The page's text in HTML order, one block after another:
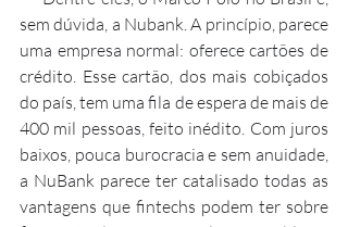
sem dúvida, a Nubank. A princípio, parece
uma empresa normal: oferece cartões de
crédito. Esse cartão, dos mais cobiçados
do país, tem uma fila de espera de mais de
400 mil pessoas, feito inédito. Com juros
baixos, pouca burocracia e sem anuidade,
a NuBank parece ter catalisado todas as
vantagens que fintechs podem ter sobre